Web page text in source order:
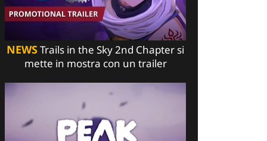
NEWSTrails in the Sky 2nd Chapter si
mette in mostra con un trailer